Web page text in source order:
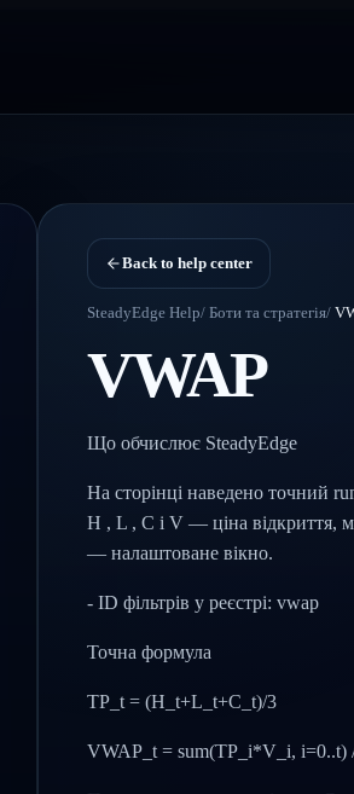
Back to help center
SteadyEdge Help/ Боти та стратегія/
VWAP
Що обчислює SteadyEdge
На сторінці наведено точний
H , L , C і V — ціна відкриття,
— налаштоване вікно.
- ID фільтрів у реєстрі: vwap
Точна формула
TP_t = (H_t+L_t+C_t)/3
VWAP_t = sum(TP_i*V_i, i=0..t)